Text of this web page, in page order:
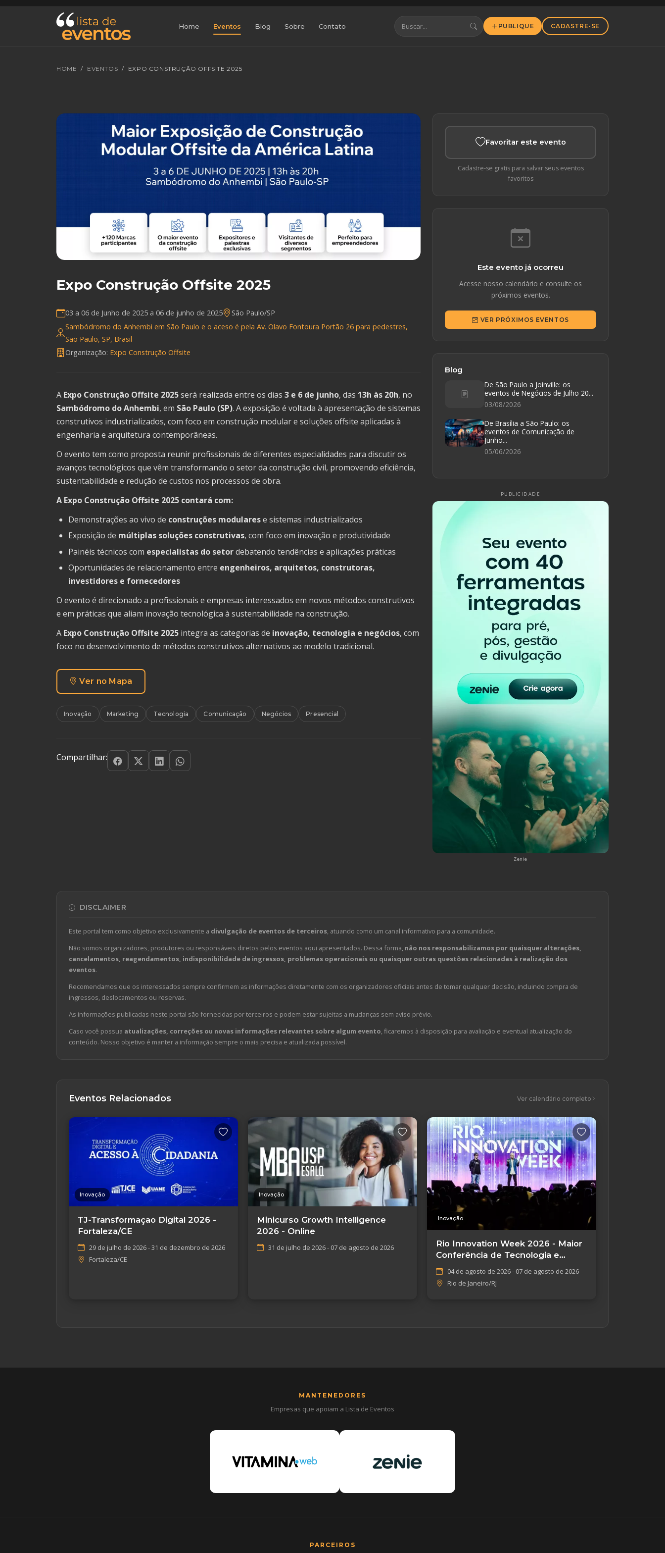
Home Eventos Blog Sobre Contato PUBLIQUE CADASTRE-SE
HOME EVENTOS EXPO CONSTRUÇÃO OFFSITE 2025
Expo Construção Offsite 2025
03 a 06 de Junho de 2025 a 06 de junho de 2025
São Paulo/SP
Sambódromo do Anhembi em São Paulo e o aceso é pela Av. Olavo Fontoura Portão 26 para pedestres,
São Paulo, SP, Brasil
Organização: Expo Construção Offsite
A Expo Construção Offsite 2025será realizada entre os dias 3 e 6 de junho, das 13h às 20h, no
Sambódromo doAnhembi, em São Paulo (SP). Aexposição é voltada à apresentação de sistemas
construtivos industrializados, com foco em construção modulare soluções offsite aplicadas à
engenharia e arquitetura contemporâneas.
O evento tem como proposta reunir profissionais de diferentes especialidades para discutiros
avanços tecnológicos que vêm transformando o setorda construção civil, promovendo eficiência,
sustentabilidade e redução de custos nos processos de obra.
A Expo Construção Offsite 2025 contará com:
Demonstrações ao vivo de construções modularese sistemas industrializados
Exposição de múltiplas soluções construtivas, com foco em inovação e produtividade
Painéis técnicos com especialistas do setordebatendo tendências e aplicações práticas
Oportunidades de relacionamento entre engenheiros, arquitetos, construtoras,
investidores e fornecedores
O evento é direcionado a profissionais e empresas interessados em novos métodos construtivos
e em práticas que aliam inovação tecnológica à sustentabilidade na construção.
A Expo Construção Offsite 2025 integra as categorias de inovação, tecnologia e negócios, com
foco no desenvolvimento de métodos construtivos alternativos ao modelo tradicional.
Ver no Mapa
Inovação Marketing Tecnologia Comunicação Negócios Presencial
Compartilhar:
Favoritar este evento
Cadastre-se gratis para salvar seus eventos
favoritos
Este evento já ocorreu
Acesse nosso calendário e consulte os
próximos eventos.
VER PRÓXIMOS EVENTOS
Blog
De São Paulo a Joinville: os
eventos de Negócios de Julho 20...
03/08/2026
De Brasília a São Paulo: os
eventos de Comunicação de
Junho...
05/06/2026
PUBLICIDADE
Zenie
DISCLAIMER
Este portal tem como objetivo exclusivamente a divulgação de eventos de terceiros, atuando como um canal informativo para a comunidade.
Não somos organizadores, produtores ou responsáveis diretos pelos eventos aqui apresentados. Dessa forma, não nos responsabilizamos por quaisquer alterações,
cancelamentos, reagendamentos, indisponibilidade de ingressos, problemas operacionais ou quaisquer outras questões relacionadas à realização dos
eventos.
Recomendamos que os interessados sempre confirmem as informações diretamente com os organizadores oficiais antes de tomar qualquer decisão, incluindo compra de
ingressos, deslocamentos ou reservas.
As informações publicadas neste portal são fornecidas por terceiros e podem estar sujeitas a mudanças sem aviso prévio.
Caso você possua atualizações, correções ou novas informações relevantes sobre algum evento, ficaremos à disposição para avaliação e eventual atualização do
conteúdo. Nosso objetivo é manter a informação sempre o mais precisa e atualizada possível.
Eventos Relacionados Ver calendário completo
Inovação
TJ-Transformação Digital 2026 -
Fortaleza/CE
29 de julho de 2026 - 31 de dezembro de 2026
Fortaleza/CE
Inovação
Minicurso Growth Intelligence
2026 - Online
31 de julho de 2026 - 07 de agosto de 2026
Inovação
Rio Innovation Week 2026 - Maior
Conferência de Tecnologia e
Inovação
04 de agosto de 2026 - 07 de agosto de 2026
Rio de Janeiro/RJ
MANTENEDORES
Empresas que apoiam a Lista de Eventos
PARCEIROS